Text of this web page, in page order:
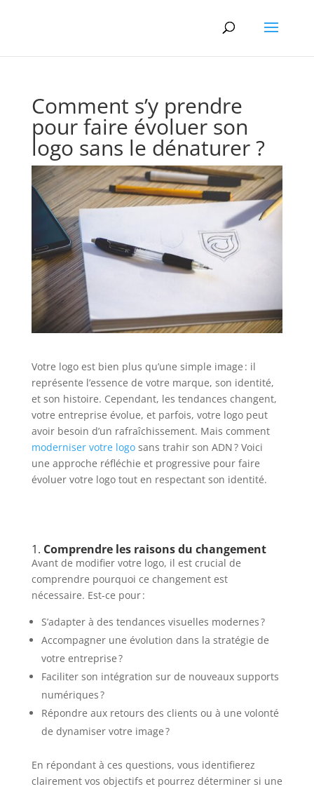
Comment s’y prendre
pour faire évoluer son
logo sans le dénaturer ?
Votre logo est bien plus qu’une simple image : il
représente l’essence de votre marque, son identité,
et son histoire. Cependant, les tendances changent,
votre entreprise évolue, et parfois, votre logo peut
avoir besoin d’un rafraîchissement. Mais comment
moderniser votre logosans trahir son ADN ? Voici
une approche réfléchie et progressive pour faire
évoluer votre logo tout en respectant son identité.
1. Comprendre les raisons du changement
Avant de modifier votre logo, il est crucial de
comprendre pourquoi ce changement est
nécessaire. Est-ce pour :
S’adapter à des tendances visuelles modernes ?
Accompagner une évolution dans la stratégie de
votre entreprise ?
Faciliter son intégration sur de nouveaux supports
numériques ?
Répondre aux retours des clients ou à une volonté
de dynamiser votre image ?
En répondant à ces questions, vous identifierez
clairement vos objectifs et pourrez déterminer si une